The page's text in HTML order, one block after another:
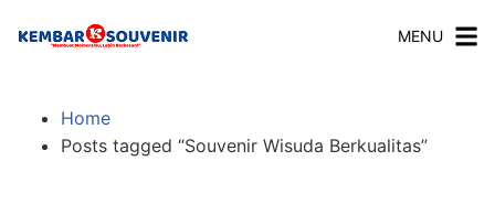
MENU
Home
Posts tagged “Souvenir Wisuda Berkualitas”